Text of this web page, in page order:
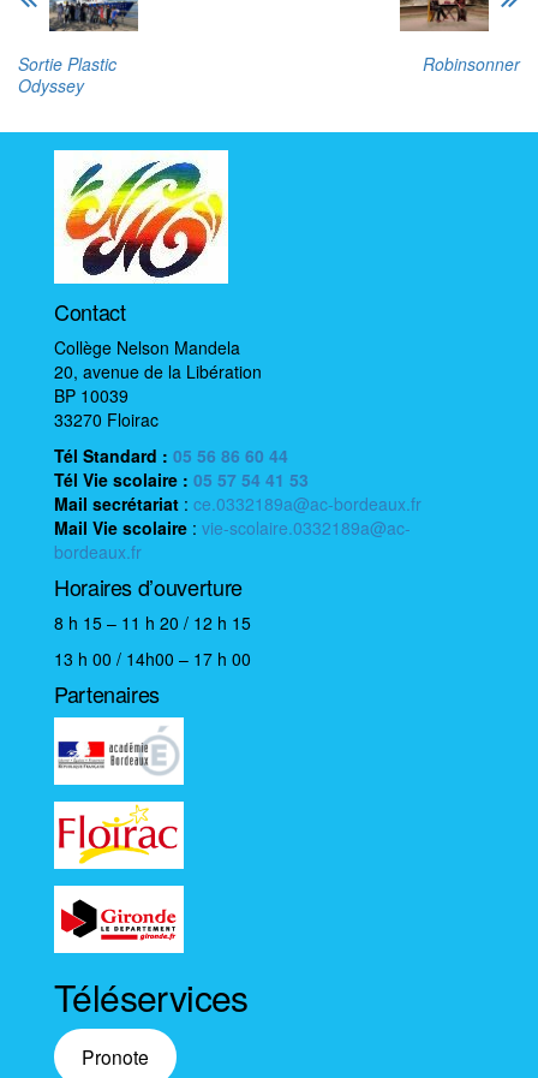
Sortie Plastic
Odyssey
Robinsonner
Contact
Collège Nelson Mandela
20, avenue de la Libération
BP 10039
33270 Floirac
Tél Standard : 05 56 86 60 44
Tél Vie scolaire : 05 57 54 41 53
Mail secrétariat : ce.0332189a@ac-bordeaux.fr
Mail Vie scolaire : vie-scolaire.0332189a@ac-
bordeaux.fr
Horaires d’ouverture
8 h 15 – 11 h 20 / 12 h 15
13 h 00 / 14h00 – 17 h 00
Partenaires
Téléservices
Pronote